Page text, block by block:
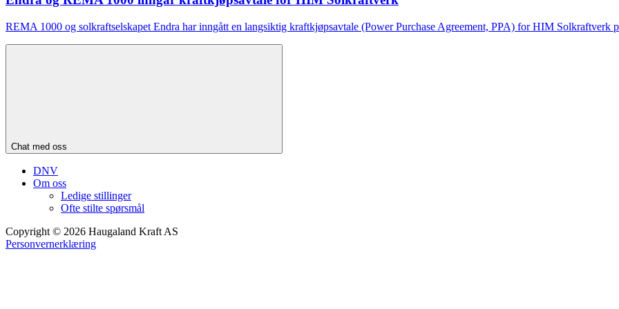
REMA 1000 og solkraftselskapet Endra har inngått en langsiktig kraftkjøpsavtale (Power Purchase Agreement, PPA) for HIM Solkraftverk
Chat med oss
DNV
Om oss
Ledige stillinger
Ofte stilte spørsmål
Copyright © 2026 Haugaland Kraft AS
Personvernerklæring